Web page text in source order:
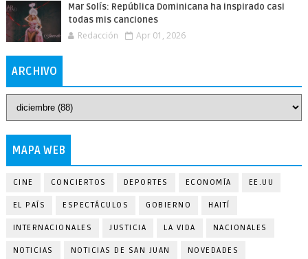
Mar Solís: República Dominicana ha inspirado casi
todas mis canciones
Redacción Apr 01, 2026
ARCHIVO
MAPA WEB
CINE CONCIERTOS DEPORTES ECONOMÍA EE.UU
EL PAÍS ESPECTÁCULOS GOBIERNO HAITÍ
INTERNACIONALES JUSTICIA LA VIDA NACIONALES
NOTICIAS NOTICIAS DE SAN JUAN NOVEDADES